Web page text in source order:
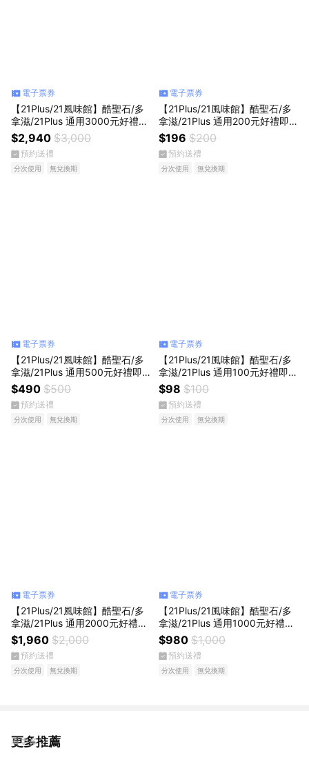
電子票券
【21Plus/21風味館】酷聖石/多
拿滋/21Plus 通用3000元好禮即
享券(分次使用．無效期)
$2,940 $3,000
預約送禮
分次使用 無兌換期
電子票券
【21Plus/21風味館】酷聖石/多
拿滋/21Plus 通用200元好禮即
享券(分次使用．無效期)
$196 $200
預約送禮
分次使用 無兌換期
電子票券
【21Plus/21風味館】酷聖石/多
拿滋/21Plus 通用500元好禮即
享券(分次使用．無效期)
$490 $500
預約送禮
分次使用 無兌換期
電子票券
【21Plus/21風味館】酷聖石/多
拿滋/21Plus 通用100元好禮即享
券(分次使用．無效期)
$98 $100
預約送禮
分次使用 無兌換期
電子票券
【21Plus/21風味館】酷聖石/多
拿滋/21Plus 通用2000元好禮即
享券(分次使用．無效期)
$1,960 $2,000
預約送禮
分次使用 無兌換期
電子票券
【21Plus/21風味館】酷聖石/多
拿滋/21Plus 通用1000元好禮即
享券(分次使用．無效期)
$980 $1,000
預約送禮
分次使用 無兌換期
更多推薦
看更多